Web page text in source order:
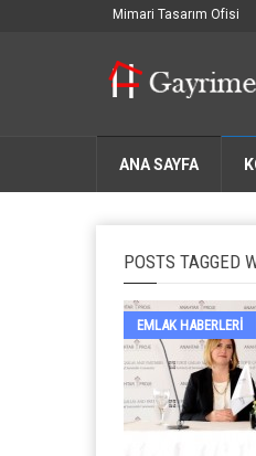
Mimari Tasarım Ofisi
ANA SAYFA
POSTS TAGGED
EMLAK HABERLERI